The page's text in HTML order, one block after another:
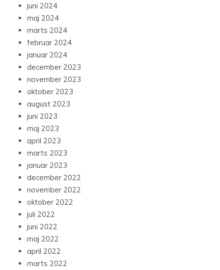
juni 2024
maj 2024
marts 2024
februar 2024
januar 2024
december 2023
november 2023
oktober 2023
august 2023
juni 2023
maj 2023
april 2023
marts 2023
januar 2023
december 2022
november 2022
oktober 2022
juli 2022
juni 2022
maj 2022
april 2022
marts 2022